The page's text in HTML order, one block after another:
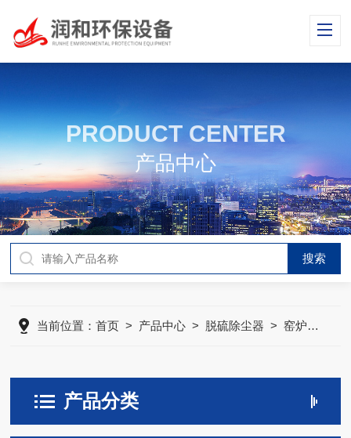
PRODUCT CENTER
产品中心
当前位置：首页 > 产品中心 > 脱硫除尘器 >窑炉脱硫除尘器
产品分类